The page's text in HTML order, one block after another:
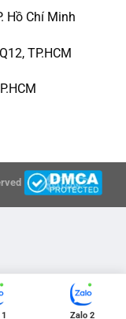
Hồ Chí Minh
TP.HCM
Zalo 2